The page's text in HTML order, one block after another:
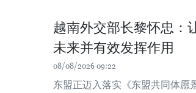
越南外交部长黎怀忠：
未来并有效发挥作用
08/08/2026 09:22
东盟正迈入落实《东盟共同体愿